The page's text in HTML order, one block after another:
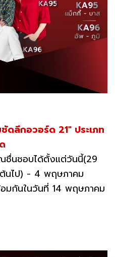
ดลึกอวอร์ด 21" ประเภท
ชื่นชอบได้ตั้งแต่วันนี้(29
นไป) - 4 พฤษภาคม
มกันในวันที่ 14 พฤษภาคม